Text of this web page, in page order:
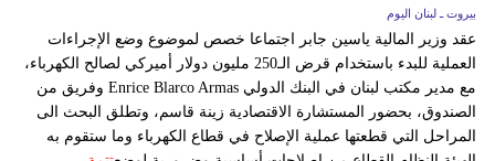
بيروت ـ لبنان اليوم
عقد وزير المالية ياسين جابر اجتماعا خصص لموضوع وضع الإجراءات
العملية للبدء باستخدام قرض الـ250 مليون دولار أميركي لصالح الكهرباء،
مع مدير مكتب لبنان في البنك الدولي Enrice Blarco Armas وفريق من
الصندوق، بحضور المستشارة الاقتصادية زينة قاسم، وتطلق البحث الى
المراحل التي قطعتها عملية الإصلاح في قطاع الكهرباء وما ستقوم به